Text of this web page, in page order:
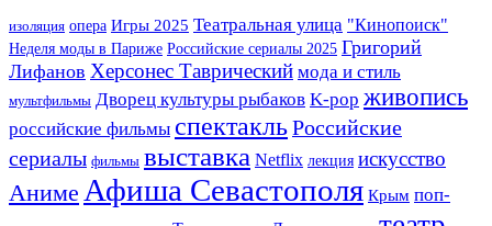
изоляция опера Игры 2025 Театральная улица "Кинопоиск"
Неделя моды в Париже Российские сериалы 2025 Григорий
Лифанов Херсонес Таврический мода и стиль
мультфильмы Дворец культуры рыбаков K-pop живопись
российские фильмы спектакльРоссийские
сериалы фильмы выставка Netflix лекция искусство
Аниме Афиша Севастополя Крым поп-